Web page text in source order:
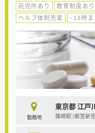
託児所あり
教育制度あり
ヘルプ体制充実
~18時
勤務地
東京都 江戸
篠崎駅 (都営新